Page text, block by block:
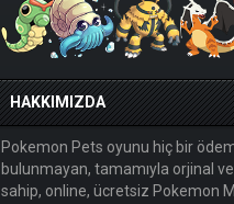
HAKKIMIZDA
Pokemon Pets oyunu hiç bir
bulunmayan, tamamıyla orjinal
sahip, online, ücretsiz Pokemon